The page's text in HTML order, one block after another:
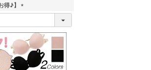
得♪】
(
必
須
)